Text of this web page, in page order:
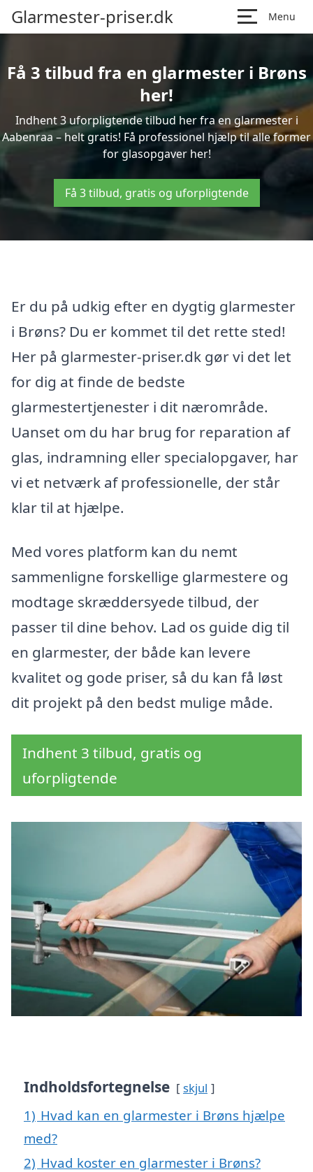
Glarmester-priser.dk Menu
Få 3 tilbud fra en glarmester i Brøns
her!
Indhent 3 uforpligtende tilbud her fra en glarmester i
Aabenraa – helt gratis! Få professionel hjælp til alle former
for glasopgaver her!
Få 3 tilbud, gratis og uforpligtende
Er du på udkig efter en dygtig glarmester
i Brøns? Du er kommet til det rette sted!
Her på glarmester-priser.dk gør vi det let
for dig at finde de bedste
glarmestertjenester i dit nærområde.
Uanset om du har brug for reparation af
glas, indramning eller specialopgaver, har
vi et netværk af professionelle, der står
klar til at hjælpe.
Med vores platform kan du nemt
sammenligne forskellige glarmestere og
modtage skræddersyede tilbud, der
passer til dine behov. Lad os guide dig til
en glarmester, der både kan levere
kvalitet og gode priser, så du kan få løst
dit projekt på den bedst mulige måde.
Indhent 3 tilbud, gratis og
uforpligtende
Indholdsfortegnelse skjul
1) Hvad kan en glarmester i Brøns hjælpe
med?
2) Hvad koster en glarmester i Brøns?